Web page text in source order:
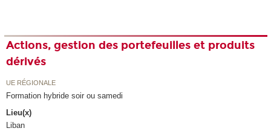
Actions, gestion des portefeuilles et produits
dérivés
UE RÉGIONALE
Formation hybride soir ou samedi
Lieu(x)
Liban